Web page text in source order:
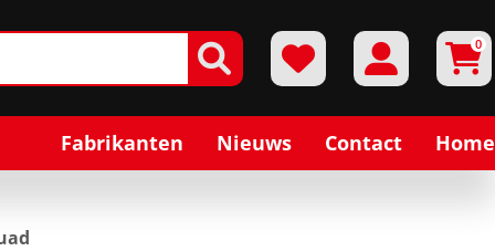
0
Fabrikanten Nieuws Contact Home